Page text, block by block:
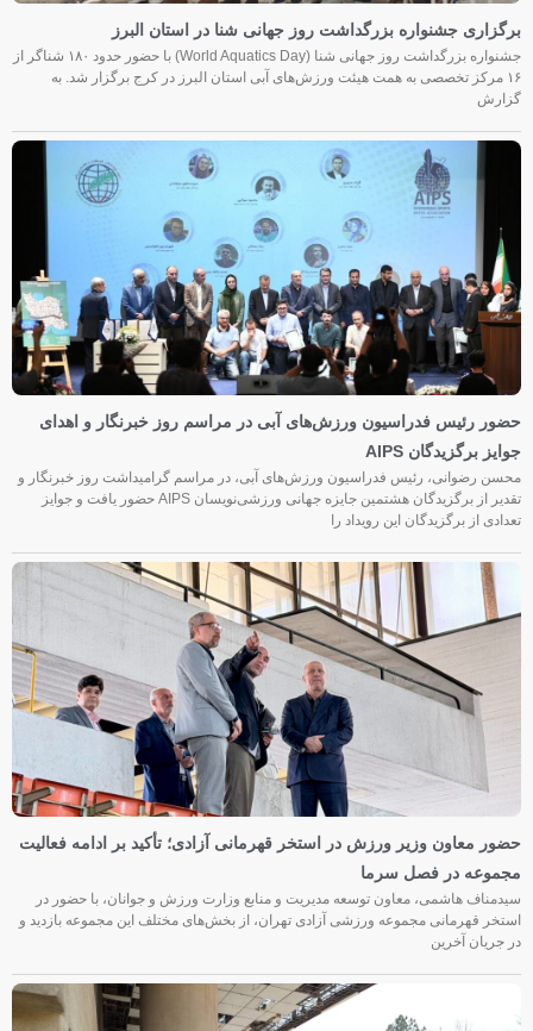
برگزاری جشنواره بزرگداشت روز جهانی شنا در استان البرز
جشنواره بزرگداشت روز جهانی شنا (World Aquatics Day) با حضور حدود ۱۸۰ شناگر از
۱۶ مرکز تخصصی به همت هیئت ورزش‌های آبی استان البرز در کرج برگزار شد. به
گزارش
حضور رئیس فدراسیون ورزش‌های آبی در مراسم روز خبرنگار و اهدای
جوایز برگزیدگان AIPS
محسن رضوانی، رئیس فدراسیون ورزش‌های آبی، در مراسم گرامیداشت روز خبرنگار و
تقدیر از برگزیدگان هشتمین جایزه جهانی ورزشی‌نویسان AIPS حضور یافت و جوایز
تعدادی از برگزیدگان این رویداد را
حضور معاون وزیر ورزش در استخر قهرمانی آزادی؛ تأکید بر ادامه فعالیت
مجموعه در فصل سرما
سیدمناف هاشمی، معاون توسعه مدیریت و منابع وزارت ورزش و جوانان، با حضور در
استخر قهرمانی مجموعه ورزشی آزادی تهران، از بخش‌های مختلف این مجموعه بازدید و
در جریان آخرین